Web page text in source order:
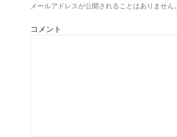
ョ
ン
メールアドレスが公開されることはありません。
コメント